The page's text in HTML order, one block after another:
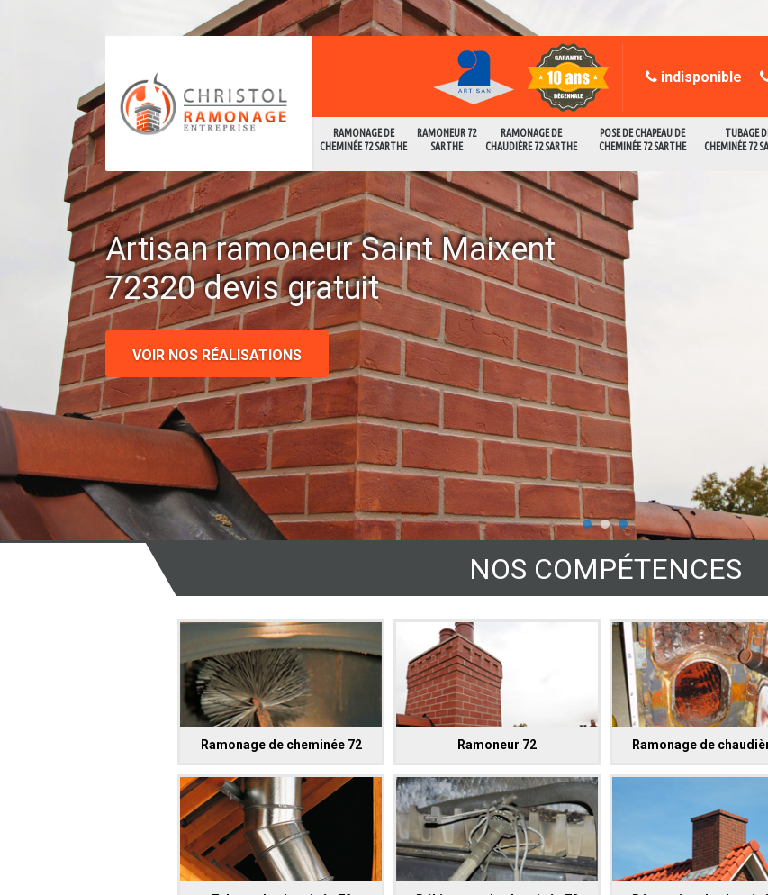
RAMONAGE DE
CHEMINÉE 72 SARTHE
RAMONEUR 72
SARTHE
RAMONAGE DE
CHAUDIÈRE 72 SARTHE
POSE DE CHAPEAU DE
CHEMINÉE 72 SARTHE
TUBAGE
CHEMINÉE 72
indisponible
Artisan ramoneur Saint Maixent
72320 devis gratuit
VOIR NOS RÉALISATIONS
NOS COMPÉTENCES
Ramonage de cheminée 72 Ramoneur 72 Ramonage de